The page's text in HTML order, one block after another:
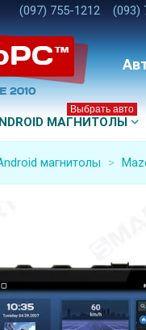
(097) 755-1212 (093)
МАГНИТОЛЫ
Выбрать авто
магнитолы >